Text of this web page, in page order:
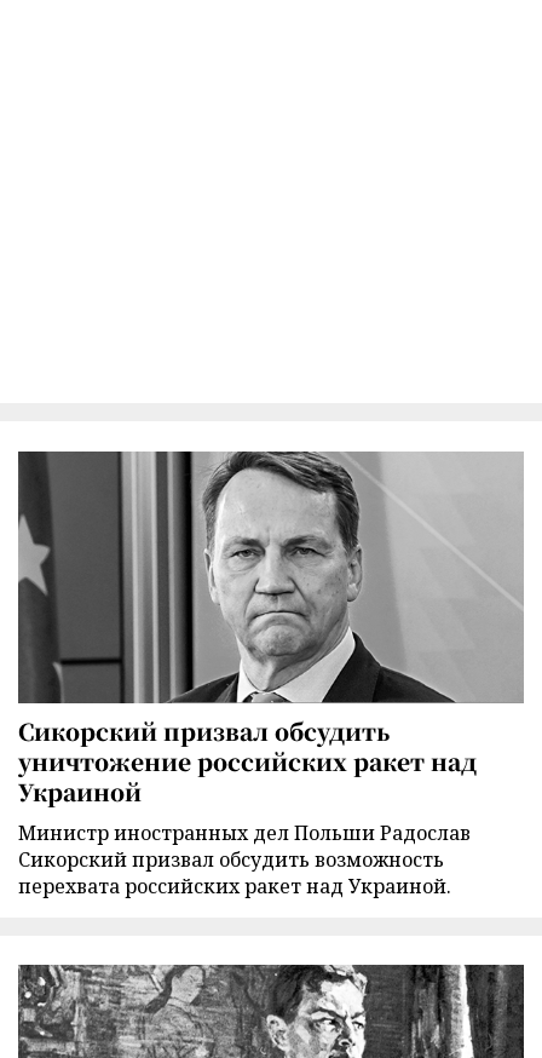
Сикорский призвал обсудить
уничтожение российских ракет над
Украиной
Министр иностранных дел Польши Радослав
Сикорский призвал обсудить возможность
перехвата российских ракет над Украиной.